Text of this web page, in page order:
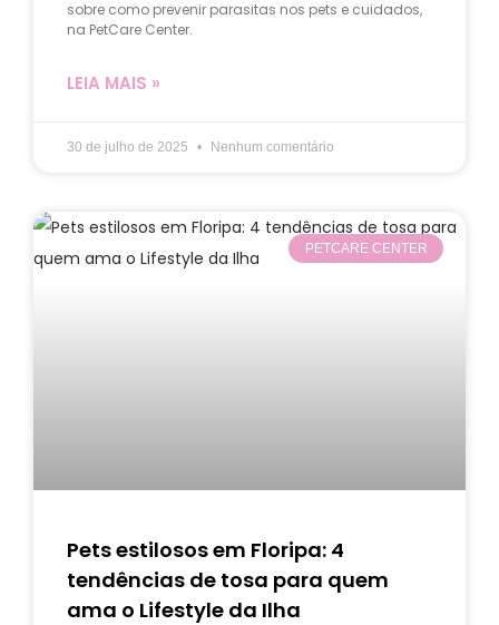
sobre como prevenir parasitas nos pets e cuidados,
na PetCare Center.
LEIA MAIS »
30 de julho de 2025 Nenhum comentário
PETCARE CENTER
Pets estilosos em Floripa: 4
tendências de tosa para quem
ama o Lifestyle da Ilha